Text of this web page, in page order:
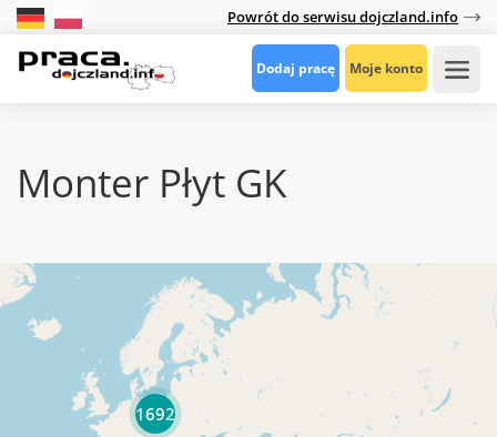
Powrót do serwisu dojczland.info
Dodaj pracę Moje konto
Monter Płyt GK
1692